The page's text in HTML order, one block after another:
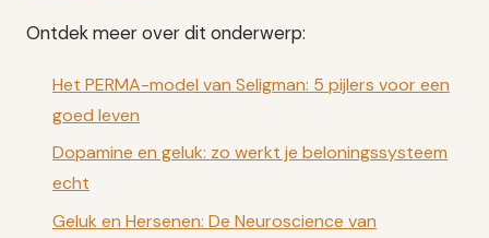
Ontdek meer over dit onderwerp:
Het PERMA-model van Seligman: 5 pijlers voor een
goed leven
Dopamine en geluk: zo werkt je beloningssysteem
echt
Geluk en Hersenen: De Neuroscience van